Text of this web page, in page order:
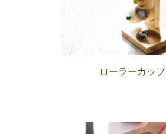
ローラーカップ